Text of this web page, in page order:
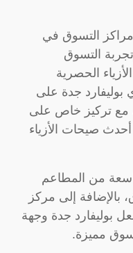
مراكز التسوق في
التسوق
الحصرية
بوليفارد جدة على
مع تركيز خاص على
أحدث صيحات الأزياء
من المطاعم
بالإضافة إلى مركز
بوليفارد جدة وجهة
مميزة.